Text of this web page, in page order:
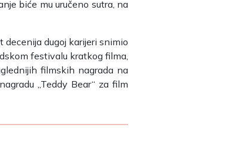
biće mu uručeno sutra, na
dugoj karijeri snimio
festivalu kratkog filma,
filmskih nagrada na
„Teddy Bear“ za film